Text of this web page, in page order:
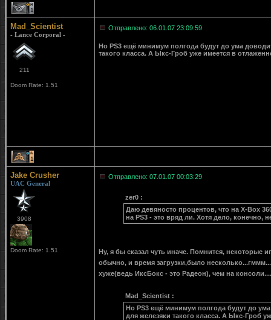
1
Mad_Scientist
- Lance Corporal -
211
Doom Rate: 1.51
Отправлено: 06.01.07 23:09:59
Но PS3 ещё минимум полгода будут до ума
такого класса. А Ыкс-Гроб уже имеется в
1
Jake Crusher
UAC General
3908
Doom Rate: 1.51
Отправлено: 07.01.07 00:03:29
zer0 :
Даю девяносто процентов, что на X-Box
на PS3 - это вряд ли. Хотя дело, конечно,
Ну, я бы сказал чуть иначе. Помнится, некоторые
обычно, и время загрузки,было
хуже(ведь ИксБокс - это Радеон), чем на
Mad_Scientist :
Но PS3 ещё минимум полгода будут до
для железяки такого класса. А Ыкс-Гроб